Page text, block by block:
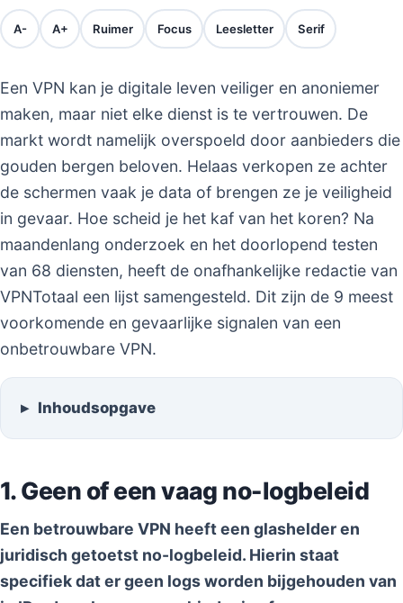
A- A+ Ruimer Focus Leesletter Serif
Een VPN kan je digitale leven veiliger en anoniemer
maken, maar niet elke dienst is te vertrouwen. De
markt wordt namelijk overspoeld door aanbieders die
gouden bergen beloven. Helaas verkopen ze achter
de schermen vaak je data of brengen ze je veiligheid
in gevaar. Hoe scheid je het kaf van het koren? Na
maandenlang onderzoek en het doorlopend testen
van 68 diensten, heeft de onafhankelijke redactie van
VPNTotaal een lijst samengesteld. Dit zijn de 9 meest
voorkomende en gevaarlijke signalen van een
onbetrouwbare VPN.
Inhoudsopgave
1. Geen of een vaag no-logbeleid
Een betrouwbare VPN heeft een glashelder en
juridisch getoetst no-logbeleid. Hierin staat
specifiek dat er geen logs worden bijgehouden van